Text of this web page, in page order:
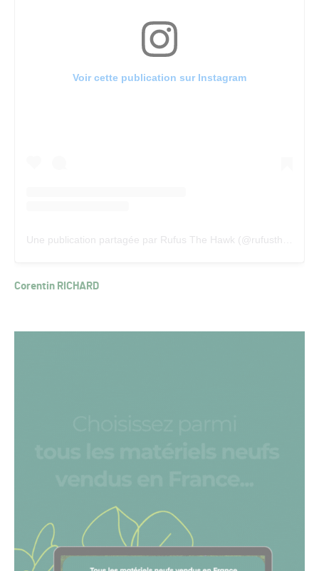
Voir cette publication sur Instagram
Une publication partagée par Rufus The Hawk (@rufusthehawk)
Corentin RICHARD